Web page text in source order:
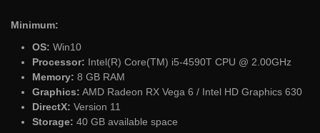
Minimum:
OS: Win10
Processor: Intel(R) Core(TM) i5-4590T CPU @ 2.00GHz
Memory: 8 GB RAM
Graphics: AMD Radeon RX Vega 6 / Intel HD Graphics 630
DirectX: Version 11
Storage: 40 GB available space